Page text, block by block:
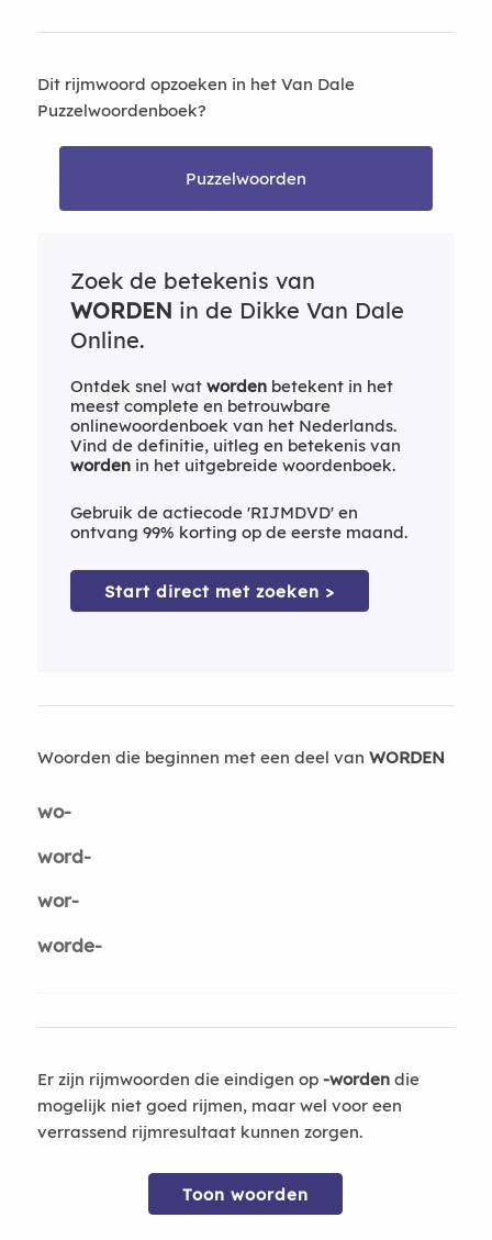
Dit rijmwoord opzoeken in het Van Dale
Puzzelwoordenboek?
Puzzelwoorden
Zoek de betekenis van
WORDEN in de Dikke Van Dale
Online.
Ontdek snel wat wordenbetekent in het
meest complete en betrouwbare
onlinewoordenboek van het Nederlands.
Vind de definitie, uitleg en betekenis van
wordenin het uitgebreide woordenboek.
Gebruik de actiecode 'RIJMDVD' en
ontvang 99% korting op de eerste maand.
Start direct met zoeken >
Woorden die beginnen met een deel van WORDEN
wo-
word-
wor-
worde-
Er zijn rijmwoorden die eindigen op -wordendie
mogelijk niet goed rijmen, maar wel voor een
verrassend rijmresultaat kunnen zorgen.
Toon woorden